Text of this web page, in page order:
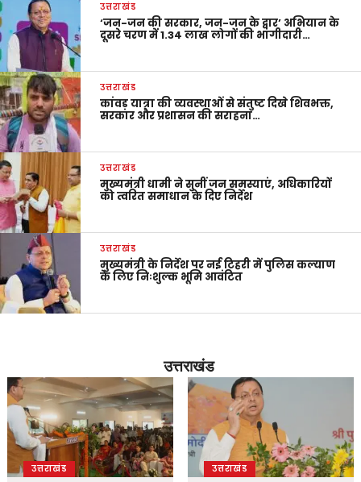
उत्तराखंड
‘जन-जन की सरकार, जन-जन के द्वार’ अभियान के
दूसरे चरण में 1.34 लाख लोगों की भागीदारी…
उत्तराखंड
कांवड़ यात्रा की व्यवस्थाओं से संतुष्ट दिखे शिवभक्त,
सरकार और प्रशासन की सराहना…
उत्तराखंड
मुख्यमंत्री धामी ने सुनीं जन समस्याएं, अधिकारियों
को त्वरित समाधान के दिए निर्देश
उत्तराखंड
मुख्यमंत्री के निर्देश पर नई टिहरी में पुलिस कल्याण
के लिए निःशुल्क भूमि आवंटित
उत्तराखंड
उत्तराखंड उत्तराखंड